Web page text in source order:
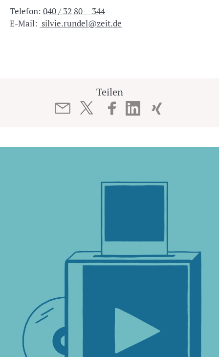
Telefon: 040 / 32 80 – 344
E-Mail: silvie.rundel@zeit.de
Teilen